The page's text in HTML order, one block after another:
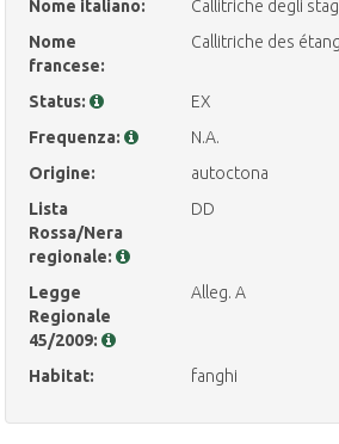
Nome italiano:
Callitriche degli
Nome
francese:
Callitriche des
Status:
EX
Frequenza:
N.A.
Origine:
autoctona
Lista
Rossa/Nera
regionale:
DD
Legge
Regionale
45/2009:
Alleg. A
Habitat: fanghi